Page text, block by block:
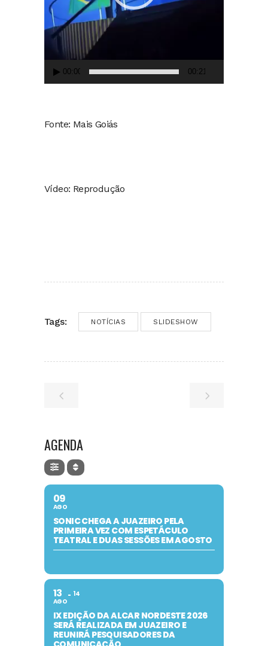
00:00 00:21
Fonte: Mais Goiás
Vídeo: Reprodução
Tags: NOTÍCIAS SLIDESHOW
AGENDA
09
AGO
SONIC CHEGA A JUAZEIRO PELA
PRIMEIRA VEZ COM ESPETÁCULO
TEATRAL E DUAS SESSÕES EM AGOSTO
13
AGO
14
IX EDIÇÃO DA ALCAR NORDESTE 2026
SERÁ REALIZADA EM JUAZEIRO E
REUNIRÁ PESQUISADORES DA